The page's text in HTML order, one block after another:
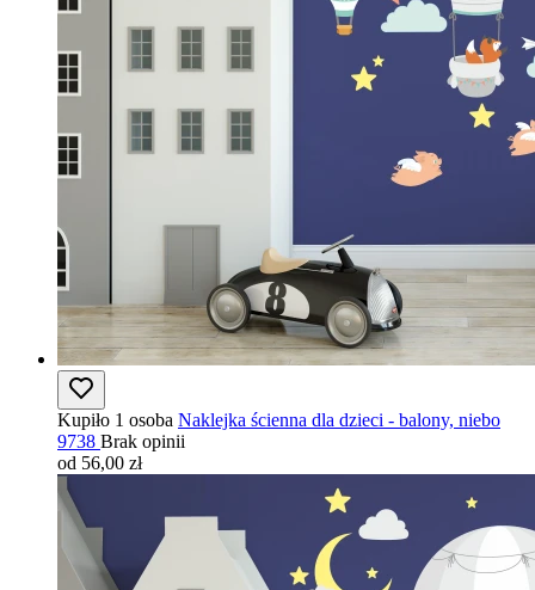
Kupiło 1 osoba Naklejka ścienna dla dzieci - balony, niebo
9738 Brak opinii
od 56,00 zł